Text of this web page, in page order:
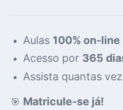
Aulas 100% on-line
Acesso por 365
Assista quantas
🎯 Matricule-se já!